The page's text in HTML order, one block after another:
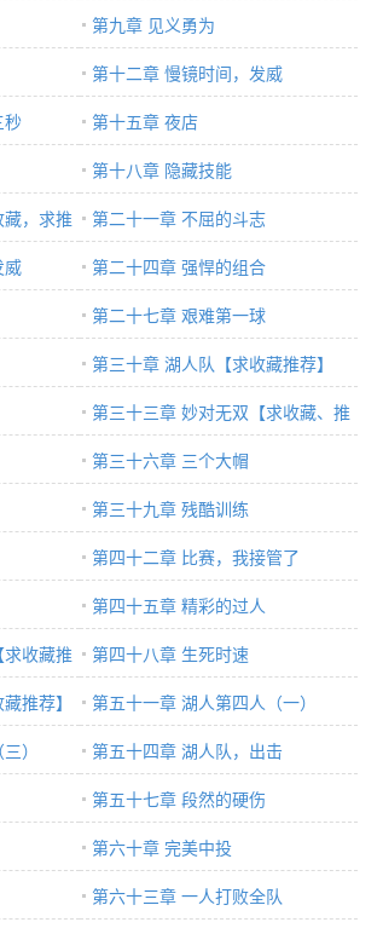
第九章 见义勇为
第十二章 慢镜时间，发威
秒
第十五章 夜店
第十八章 隐藏技能
，求推
第二十一章 不屈的斗志
威
第二十四章 强悍的组合
第二十七章 艰难第一球
第三十章 湖人队【求收藏推荐】
第三十三章 妙对无双【求收藏、推
荐】
第三十六章 三个大帽
第三十九章 残酷训练
第四十二章 比赛，我接管了
第四十五章 精彩的过人
收藏推
第四十八章 生死时速
推荐】
第五十一章 湖人第四人（一）
）
第五十四章 湖人队，出击
第五十七章 段然的硬伤
第六十章 完美中投
第六十三章 一人打败全队